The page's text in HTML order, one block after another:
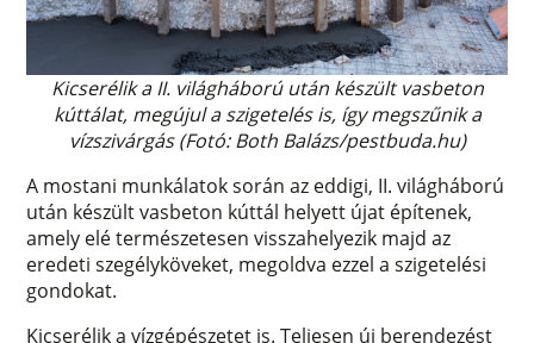
Kicserélik a II. világháború után készült vasbeton
kúttálat, megújul a szigetelés is, így megszűnik a
vízszivárgás (Fotó: Both Balázs/pestbuda.hu)
A mostani munkálatok során az eddigi, II. világháború
után készült vasbeton kúttál helyett újat építenek,
amely elé természetesen visszahelyezik majd az
eredeti szegélyköveket, megoldva ezzel a szigetelési
gondokat.
Kicserélik a vízgépészetet is. Teljesen új berendezést